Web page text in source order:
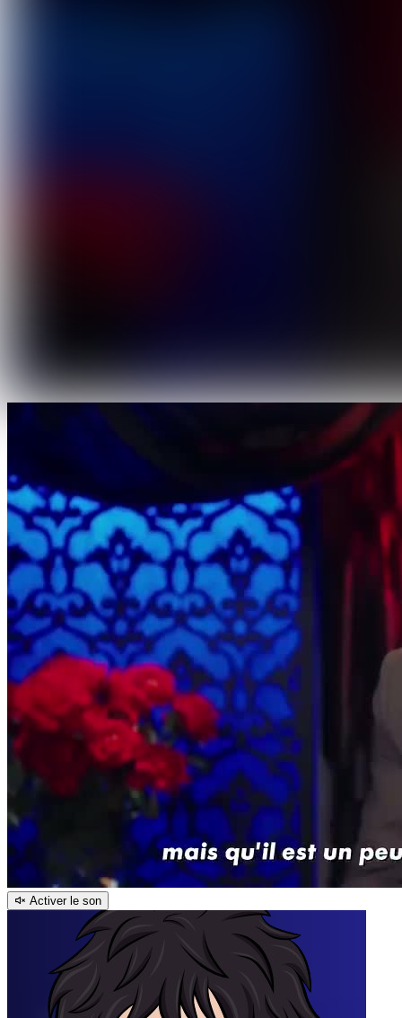
Activer le son